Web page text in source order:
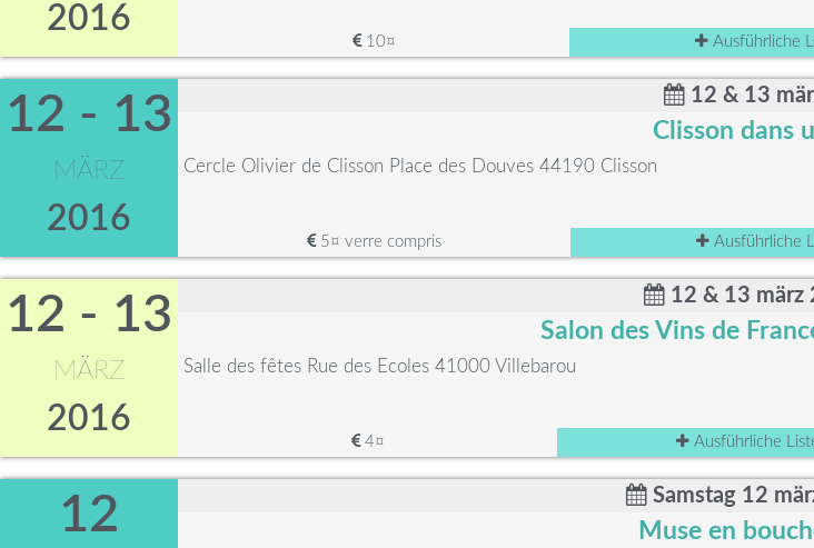
2016
10¤ Ausführliche
12 - 13
MÄRZ
2016
12 & 13
Clisson dans
Cercle Olivier de Clisson Place des Douves 44190 Clisson
5¤ verre compris Ausführliche
12 - 13
MÄRZ
2016
12 & 13 märz
Salon des Vins de
Salle des fêtes Rue des Ecoles 41000 Villebarou
4¤ Ausführliche
12 Samstag 12
Muse en